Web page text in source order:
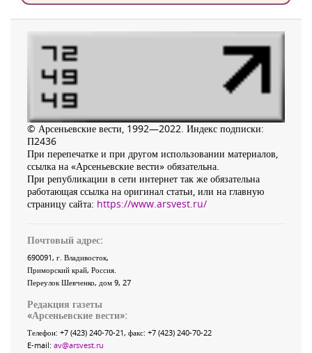
© Арсеньевские вести, 1992—2022. Индекс подписки:
П2436
При перепечатке и при другом использовании материалов,
ссылка на «Арсеньевские вести» обязательна.
При републикации в сети интернет так же обязательна
работающая ссылка на оригинал статьи, или на главную
страницу сайта: https://www.arsvest.ru/
Почтовый адрес:
690091, г. Владивосток,
Приморский край, Россия
Переулок Шевченко, дом 9, 27
Редакция газеты
«Арсеньевские вести»:
Телефон: +7 (423) 240-70-21, факс: +7 (423) 240-70-22
E-mail: av@arsvest.ru